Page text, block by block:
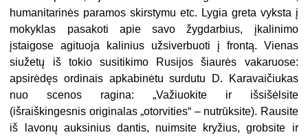
humanitarinės paramos skirstymu etc. Lygia greta vyksta į
mokyklas pasakoti apie savo žygdarbius, įkalinimo
įstaigose agituoja kalinius užsiverbuoti į frontą. Vienas
siužetų iš tokio susitikimo Rusijos šiaurės vakaruose:
apsirėdęs ordinais apkabinėtu surdutu D. Karavaičiukas
nuo scenos ragina: „Važiuokite ir išsišėlsite
(išraiškingesnis originalas „otorvities“ – nutrūksite). Rausite
iš lavonų auksinius dantis, nuimsite kryžius, grobsite ir